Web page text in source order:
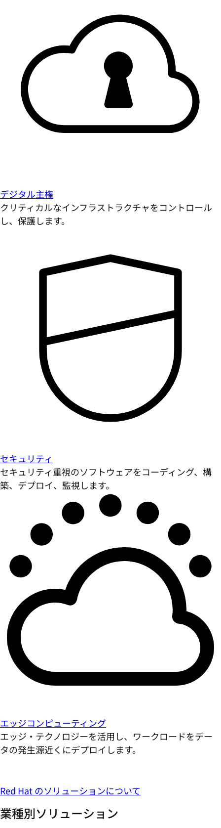
デジタル主権
クリティカルなインフラストラクチャをコントロール
し、保護します。
セキュリティ
セキュリティ重視のソフトウェアをコーディング、構
築、デプロイ、監視します。
エッジコンピューティング
エッジ・テクノロジーを活用し、ワークロードをデー
タの発生源近くにデプロイします。
Red Hat のソリューションについて
業種別ソリューション